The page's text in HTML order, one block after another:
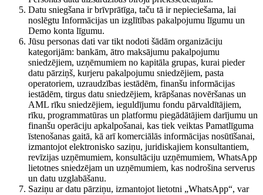
Datu sniegšana ir brīvprātīga, taču tā ir nepieciešama, lai
noslēgtu Informācijas un izglītības pakalpojumu līgumu un
Demo konta līgumu.
Jūsu personas dati var tikt nodoti šādām organizāciju
kategorijām: bankām, ātro maksājumu pakalpojumu
sniedzējiem, uzņēmumiem no kapitāla grupas, kurai pieder
datu pārziņš, kurjeru pakalpojumu sniedzējiem, pasta
operatoriem, uzraudzības iestādēm, finanšu informācijas
iestādēm, tirgus datu sniedzējiem, krāpšanas novēršanas un
AML rīku sniedzējiem, ieguldījumu fondu pārvaldītājiem,
rīku, programmatūras un platformu piegādātājiem darījumu un
finanšu operāciju apkalpošanai, kas tiek veiktas Pamatlīguma
īstenošanas gaitā, kā arī komerciālās informācijas nosūtīšanai,
izmantojot elektronisko saziņu, juridiskajiem konsultantiem,
revīzijas uzņēmumiem, konsultāciju uzņēmumiem, WhatsApp
lietotnes sniedzējam un uzņēmumiem, kas nodrošina serverus
un datu uzglabāšanu.
Saziņu ar datu pārziņu, izmantojot lietotni „WhatsApp“, var